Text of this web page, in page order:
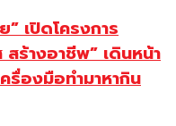
เปิดโครงการ
สร้างอาชีพ” เดินหน้า
รื่องมือทำมาหากิน